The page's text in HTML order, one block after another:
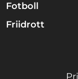
Fotboll
Friidrott